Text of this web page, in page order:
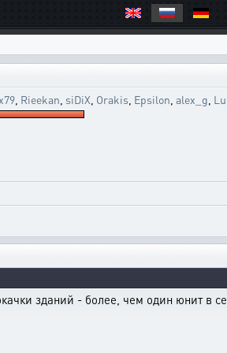
Rieekan siDiX Orakis Epsilon alex_g
зданий - более, чем один юнит в